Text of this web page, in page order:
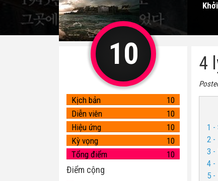
10
Kịch bản
10
Diễn viên
10
Hiệu ứng
10
Kỳ vọng
10
Tổng điểm
10
Điểm cộng
4
1 -
2 -
3 -
4 -
5 -